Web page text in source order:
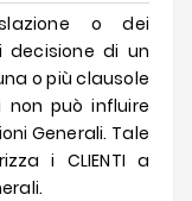
o dei
decisione di un
o più clausole
non può influire
Generali. Tale
i CLIENTI a